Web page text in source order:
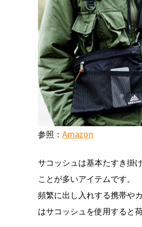
参照： Amazon
サコッシュは基本たすき掛
ことが多いアイテムです。
頻繁に出し入れする携帯や
はサコッシュを使用すると